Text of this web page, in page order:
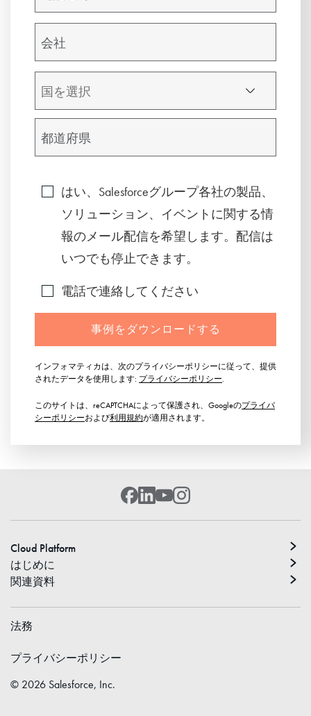
はい、Salesforceグループ各社の製品、
ソリューション、イベントに関する情
報のメール配信を希望します。配信は
いつでも停止できます。
電話で連絡してください
事例をダウンロードする
インフォマティカは、次のプライバシーポリシーに従って、提供
されたデータを使用します: プライバシーポリシー.
このサイトは、reCAPTCHAによって保護され、Googleのプライバ
シーポリシーおよび利用規約が適用されます。
Cloud Platform
はじめに
関連資料
法務
プライバシーポリシー
© 2026 Salesforce, Inc.